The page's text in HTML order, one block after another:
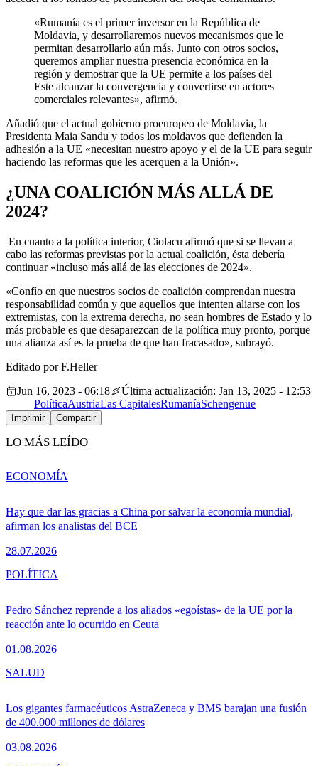
«Rumanía es el primer inversor en la República de
Moldavia, y desarrollaremos nuevos mecanismos que le
permitan desarrollarlo aún más. Junto con otros socios,
queremos ampliar nuestra presencia económica en la
región y demostrar que la UE permite a los países del
Este alcanzar la convergencia y convertirse en actores
comerciales relevantes», afirmó.
Añadió que el actual gobierno proeuropeo de Moldavia, la
Presidenta Maia Sandu y todos los moldavos que defienden la
adhesión a la UE «necesitan nuestro apoyo y el de la UE para seguir
haciendo las reformas que les acerquen a la Unión».
¿UNA COALICIÓN MÁS ALLÁ DE
2024?
En cuanto a la política interior, Ciolacu afirmó que si se llevan a
cabo las reformas previstas por la actual coalición, ésta debería
continuar «incluso más allá de las elecciones de 2024».
«Confío en que nuestros socios de coalición comprendan nuestra
responsabilidad común y que aquellos que intenten aliarse con los
extremistas, con la extrema derecha, no sean hombres de Estado y lo
más probable es que desaparezcan de la política muy pronto, porque
una alianza así es la prueba de que han fracasado», subrayó.
Editado por F.Heller
Jun 16, 2023 - 06:18
Última actualización: Jan 13, 2025 - 12:53
PolíticaAustriaLas CapitalesRumaníaSchengenue
Imprimir Compartir
LO MÁS LEÍDO
Hay que dar las gracias a China por salvar la economía mundial,
afirman los analistas del BCE
28.07.2026
ECONOMÍA
Pedro Sánchez reprende a los aliados «egoístas» de la UE por la
reacción ante lo ocurrido en Ceuta
01.08.2026
POLÍTICA
Los gigantes farmacéuticos AstraZeneca y BMS barajan una fusión
de 400.000 millones de dólares
03.08.2026
SALUD